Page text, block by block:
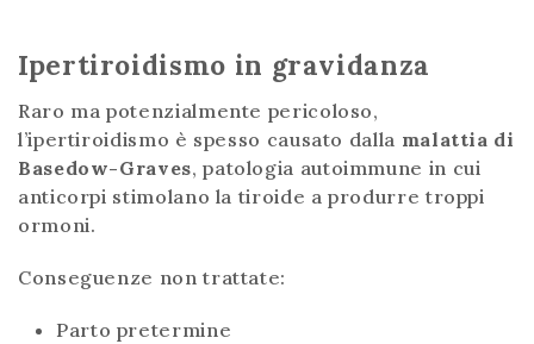
Ipertiroidismo in gravidanza
Raro ma potenzialmente pericoloso,
l’ipertiroidismo è spesso causato dalla malattia di
Basedow-Graves, patologia autoimmune in cui
anticorpi stimolano la tiroide a produrre troppi
ormoni.
Conseguenze non trattate:
Parto pretermine